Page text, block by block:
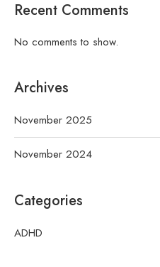
Recent Comments
No comments to show.
Archives
November 2025
November 2024
Categories
ADHD